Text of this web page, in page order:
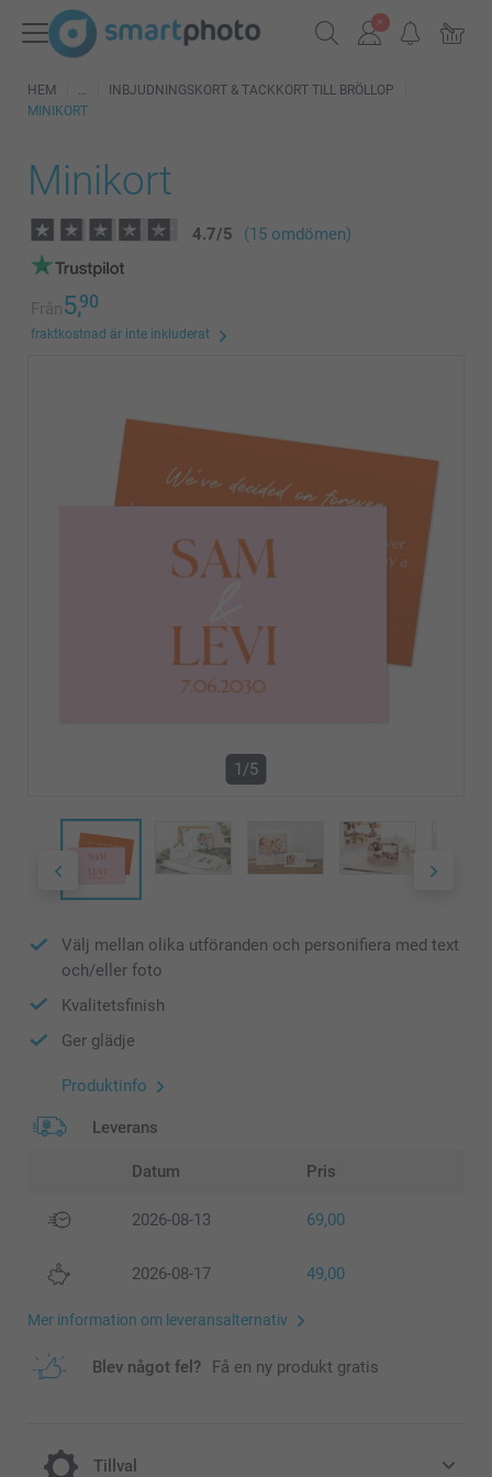
HEM
INBJUDNINGSKORT & TACKKORT TILL BRÖLLOP
MINIKORT
Minikort
4.7/5 (15 omdömen)
Från5,90
fraktkostnad är inte inkluderat
1/5
Välj mellan olika utföranden och personifiera med text
och/eller foto
Kvalitetsfinish
Ger glädje
Produktinfo
Leverans
Datum Pris
2026-08-13 69,00
2026-08-17 49,00
Mer information om leveransalternativ
Blev något fel? Få en ny produkt gratis
Tillval